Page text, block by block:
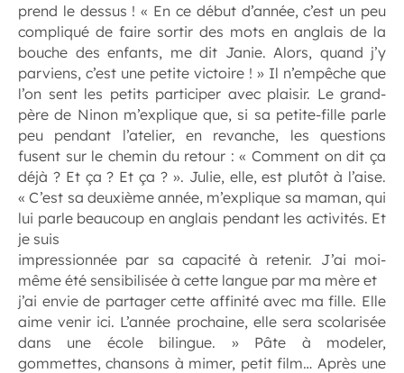
prend le dessus ! « En ce début d’année, c’est un peu
compliqué de faire sortir des mots en anglais de la
bouche des enfants, me dit Janie. Alors, quand j’y
parviens, c’est une petite victoire ! » Il n’empêche que
l’on sent les petits participer avec plaisir. Le grand-
père de Ninon m’explique que, si sa petite-fille parle
peu pendant l’atelier, en revanche, les questions
fusent sur le chemin du retour : « Comment on dit ça
déjà ? Et ça ? Et ça ? ». Julie, elle, est plutôt à l’aise.
« C’est sa deuxième année, m’explique sa maman, qui
lui parle beaucoup en anglais pendant les activités. Et
je suis
impressionnée par sa capacité à retenir. J’ai moi-
même été sensibilisée à cette langue par ma mère et
j’ai envie de partager cette affinité avec ma fille. Elle
aime venir ici. L’année prochaine, elle sera scolarisée
dans une école bilingue. » Pâte à modeler,
gommettes, chansons à mimer, petit film… Après une